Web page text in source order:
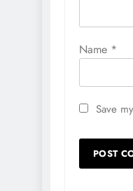
Name *
Save